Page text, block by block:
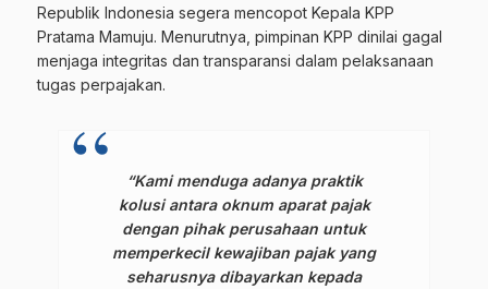
Republik Indonesia segera mencopot Kepala KPP
Pratama Mamuju. Menurutnya, pimpinan KPP dinilai gagal
menjaga integritas dan transparansi dalam pelaksanaan
tugas perpajakan.
“Kami menduga adanya praktik
kolusi antara oknum aparat pajak
dengan pihakperusahaan untuk
memperkecil kewajiban pajak yang
seharusnya dibayarkan kepada